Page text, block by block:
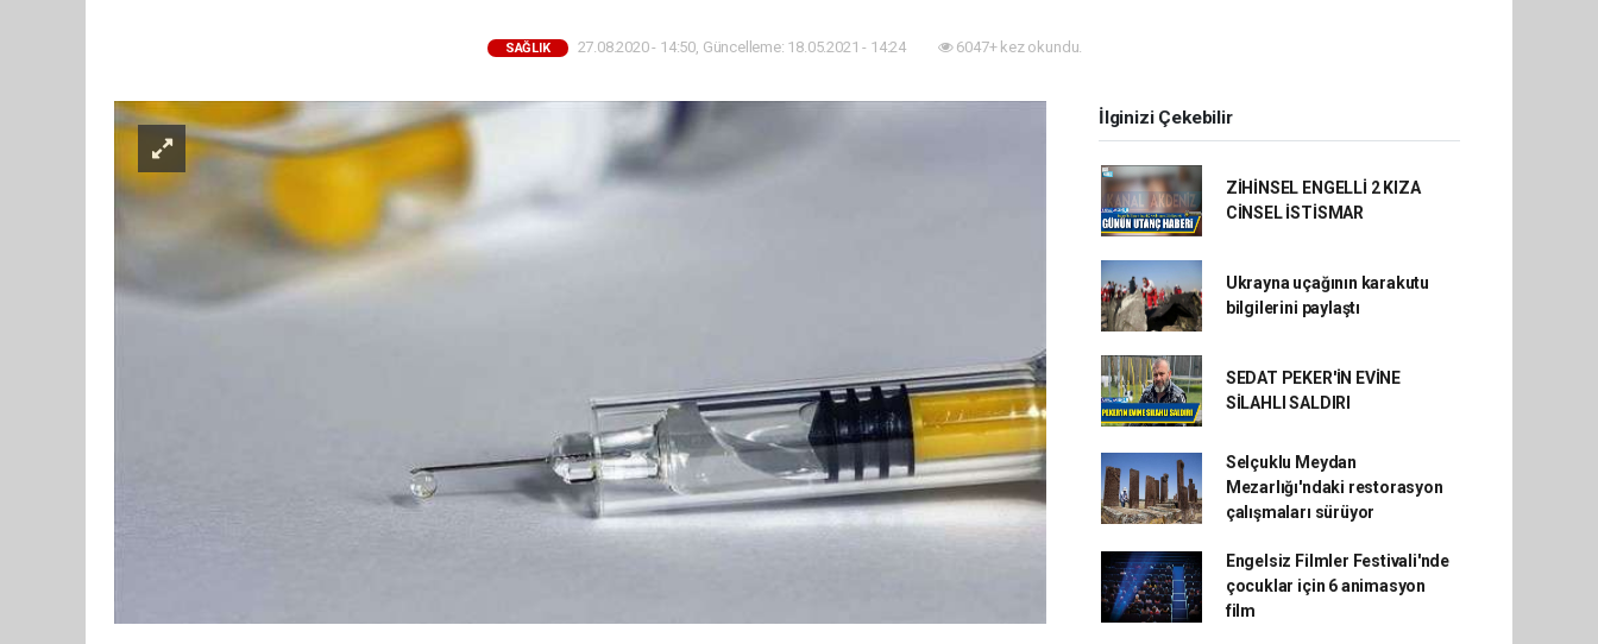
SAĞLIK 27.08.2020 - 14:50, Güncelleme: 18.05.2021 - 14:24 6047+ kez okundu.
İlginizi Çekebilir
ZİHİNSEL ENGELLİ 2 KIZA
CİNSEL İSTİSMAR
Ukrayna uçağının karakutu
bilgilerini paylaştı
SEDAT PEKER'İN EVİNE
SİLAHLI SALDIRI
Selçuklu Meydan
Mezarlığı'ndaki restorasyon
çalışmaları sürüyor
Engelsiz Filmler Festivali'nde
çocuklar için 6 animasyon
film